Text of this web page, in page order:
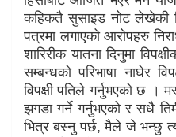
कहिकतै सुसाइड नोट लेखेकी
पत्रमा लगाएको आरोपहरु
शारिरीक यातना दिनुमा
सम्बन्धको परिभाषा नाघेर
विपक्षी पतिले गर्नुभएको छ ।
झगडा गर्ने गर्नुभएको र सधै
भित्र बस्नु पर्छ, मैले जे भन्छु